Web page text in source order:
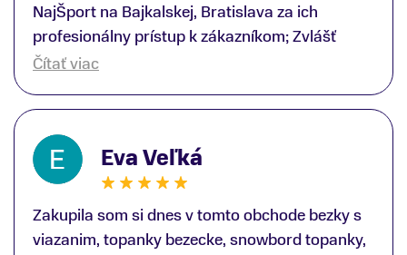
NajŠport na Bajkalskej, Bratislava za ich
profesionálny prístup k zákazníkom; Zvlášť
ďakujem špecialistovi Martinovi Gunišovi za
lyžiarskej obuvi, ako aj prilby.. všetko značka
Atomic; Pán Martin Guniš mi svojou
odbornosťou otvoril nové obzory a dozvedel
som sa, vďaka jeho profesionálnemu prístupu k
zákazníkovi, up-to-date informácie o nových
trendoch v lyžiarských technológiách; Z
Čítať viac
Eva Veľká
Zakupila som si dnes v tomto obchode bezky s
viazanim, topanky bezecke, snowbord topanky,